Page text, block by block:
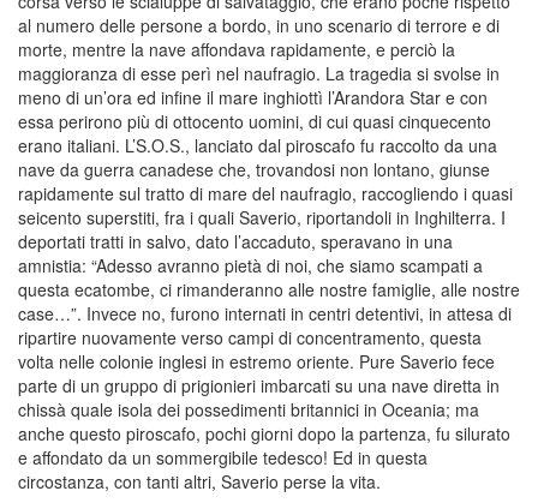
al numero delle persone a bordo, in uno scenario di terrore e di
morte, mentre la nave affondava rapidamente, e perciò la
maggioranza di esse perì nel naufragio. La tragedia si svolse in
meno di un’ora ed infine il mare inghiottì l’Arandora Star e con
essa perirono più di ottocento uomini, di cui quasi cinquecento
erano italiani. L’S.O.S., lanciato dal piroscafo fu raccolto da una
nave da guerra canadese che, trovandosi non lontano, giunse
rapidamente sul tratto di mare del naufragio, raccogliendo i quasi
seicento superstiti, fra i quali Saverio, riportandoli in Inghilterra. I
deportati tratti in salvo, dato l’accaduto, speravano in una
amnistia: “Adesso avranno pietà di noi, che siamo scampati a
questa ecatombe, ci rimanderanno alle nostre famiglie, alle nostre
case…”. Invece no, furono internati in centri detentivi, in attesa di
ripartire nuovamente verso campi di concentramento, questa
volta nelle colonie inglesi in estremo oriente. Pure Saverio fece
parte di un gruppo di prigionieri imbarcati su una nave diretta in
chissà quale isola dei possedimenti britannici in Oceania; ma
anche questo piroscafo, pochi giorni dopo la partenza, fu silurato
e affondato da un sommergibile tedesco! Ed in questa
circostanza, con tanti altri, Saverio perse la vita.